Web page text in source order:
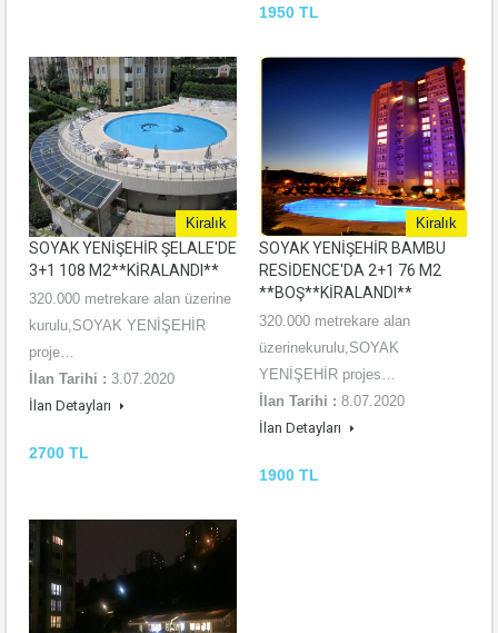
1950 TL
Kiralık
SOYAK YENİŞEHİR ŞELALE'DE
3+1 108 M2**KİRALANDI**
320.000 metrekare alan üzerine
kurulu,SOYAK YENİŞEHİR
proje…
İlan Tarihi : 3.07.2020
İlan Detayları
2700 TL
Kiralık
SOYAK YENİŞEHİR BAMBU
RESİDENCE'DA 2+1 76 M2
**BOŞ**KİRALANDI**
320.000 metrekare alan
üzerinekurulu,SOYAK
YENİŞEHİR projes…
İlan Tarihi : 8.07.2020
İlan Detayları
1900 TL